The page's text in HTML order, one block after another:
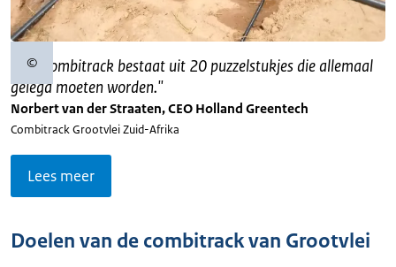
©Copyrightinformatie
Een combitrack bestaat uit 20 puzzelstukjes die allemaal
gelegd moeten worden."
Norbert van der Straaten, CEO Holland Greentech
Combitrack Grootvlei Zuid-Afrika
Lees meer
Doelen van de combitrack van Grootvlei